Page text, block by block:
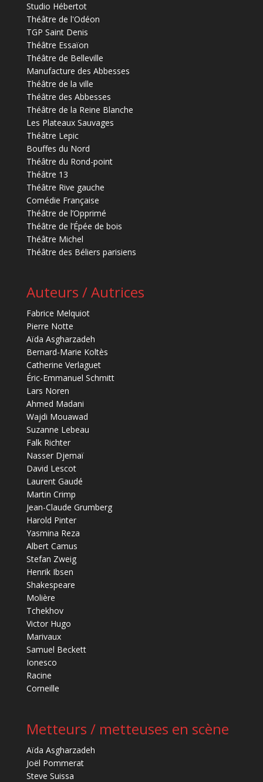
Studio Hébertot
Théâtre de l'Odéon
TGP Saint Denis
Théâtre Essaïon
Théâtre de Belleville
Manufacture des Abbesses
Théâtre de la ville
Théâtre des Abbesses
Théâtre de la Reine Blanche
Les Plateaux Sauvages
Théâtre Lepic
Bouffes du Nord
Théâtre du Rond-point
Théâtre 13
Théâtre Rive gauche
Comédie Française
Théâtre de l’Opprimé
Théâtre de l’Épée de bois
Théâtre Michel
Théâtre des Béliers parisiens
Auteurs / Autrices
Fabrice Melquiot
Pierre Notte
Aïda Asgharzadeh
Bernard-Marie Koltès
Catherine Verlaguet
Éric-Emmanuel Schmitt
Lars Noren
Ahmed Madani
Wajdi Mouawad
Suzanne Lebeau
Falk Richter
Nasser Djemaï
David Lescot
Laurent Gaudé
Martin Crimp
Jean-Claude Grumberg
Harold Pinter
Yasmina Reza
Albert Camus
Stefan Zweig
Henrik Ibsen
Shakespeare
Molière
Tchekhov
Victor Hugo
Marivaux
Samuel Beckett
Ionesco
Racine
Corneille
Metteurs / metteuses en scène
Aïda Asgharzadeh
Joël Pommerat
Steve Suissa